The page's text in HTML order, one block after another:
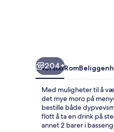
204+
OversiktRom
Med muligheter til å
det mye moro på
bestille både
flott å ta en drink på
annet 2 barer i